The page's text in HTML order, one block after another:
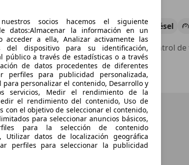
06/2014 124.666 km Diésel
DE COMPOSTELA
DE COMPOSTELA
socios hacemos el siguiente
datos:Almacenar la información en un
acceder a ella, Analizar activamente las
del dispositivo para su identificación,
público a través de estadísticas o a través
de datos procedentes de diferentes
perfiles para publicidad personalizada,
para personalizar el contenido, Desarrollo y
servicios, Medir el rendimiento de la
el rendimiento del contenido, Uso de
con el objetivo de seleccionar el contenido,
para seleccionar anuncios básicos,
para la selección de contenido
Utilizar datos de localización geográfica
perfiles para seleccionar la publicidad